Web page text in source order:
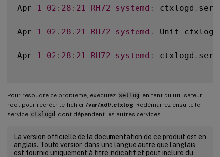
Apr 1 02 : 28 : 21 RH72 systemd : ctxlogd .
Apr 1 02 : 28 : 21 RH72 systemd : Unit ctxlogd
Apr 1 02 : 28 : 21 RH72 systemd : ctxlogd .
Pour résoudre ce problème, exécutez setlog en tant qu’utilisateur
root pour recréer le fichier /var/xdl/.ctxlog . Redémarrez ensuite le
service ctxlogd dont dépendent les autres services.
La version officielle de la documentation de ce produit est en
anglais. Toute version dans une langue autre que l’anglais
est fournie uniquement à titre indicatif et peut inclure du